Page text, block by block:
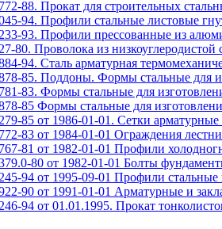
88. Прокат для строительных
94. Профили стальные листовые
93. Профили прессованные из
80. Проволока из низкоуглеродистой
94. Сталь арматурная
85. Поддоны. Формы стальные для
83. Формы стальные для
85 Формы стальные для
85 от 1986-01-01. Сетки
83 от 1984-01-01 Ограждения
81 от 1982-01-01 Профили
80 от 1982-01-01 Болты
94 от 1995-09-01 Профили стальные
90 от 1991-01-01 Арматурные и
94 от 01.01.1995. Прокат